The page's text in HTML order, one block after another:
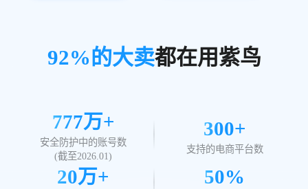
92%的大卖都在用紫鸟
777万+
安全防护中的账号数
(截至2026.01)
300+
支持的电商平台数
20万+ 50%